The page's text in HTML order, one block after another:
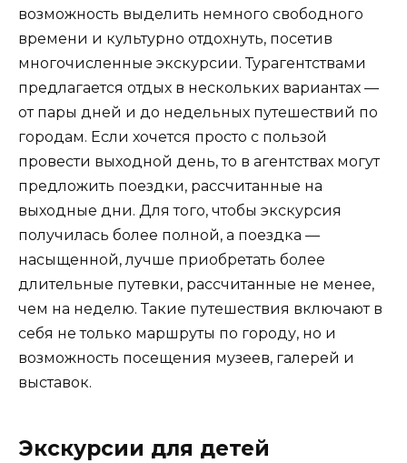
возможность выделить немного свободного
времени и культурно отдохнуть, посетив
многочисленные экскурсии. Турагентствами
предлагается отдых в нескольких вариантах —
от пары дней и до недельных путешествий по
городам. Если хочется просто с пользой
провести выходной день, то в агентствах могут
предложить поездки, рассчитанные на
выходные дни. Для того, чтобы экскурсия
получилась более полной, а поездка —
насыщенной, лучше приобретать более
длительные путевки, рассчитанные не менее,
чем на неделю. Такие путешествия включают в
себя не только маршруты по городу, но и
возможность посещения музеев, галерей и
выставок.
Экскурсии для детей